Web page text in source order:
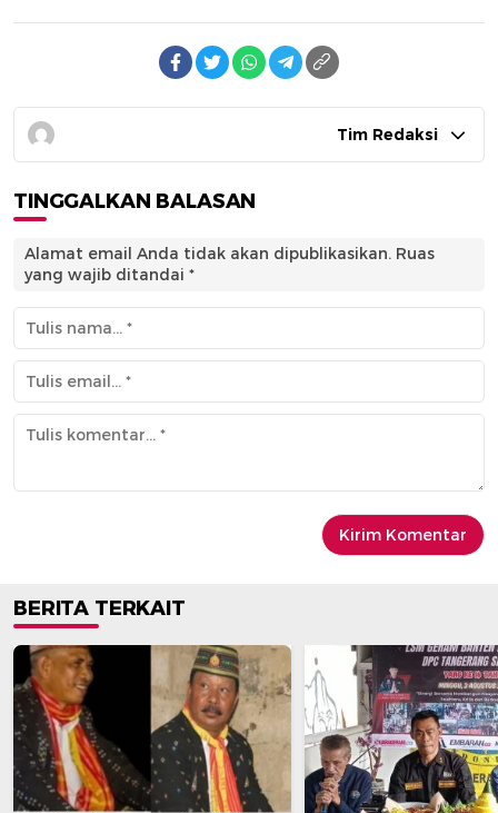
Tim Redaksi
TINGGALKAN BALASAN
Alamat email Anda tidak akan dipublikasikan. Ruas
yang wajib ditandai *
BERITA TERKAIT